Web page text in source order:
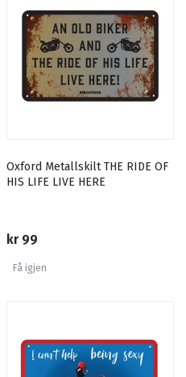
Oxford Metallskilt THE RIDE OF
HIS LIFE LIVE HERE
kr 99
Få igjen